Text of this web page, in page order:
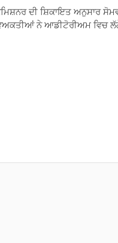
ਦੀ ਸ਼ਿਕਾਇਤ ਅਨੁਸਾਰ
ਨੇ ਆਡੀਟੋਰੀਅਮ ਵਿਚ